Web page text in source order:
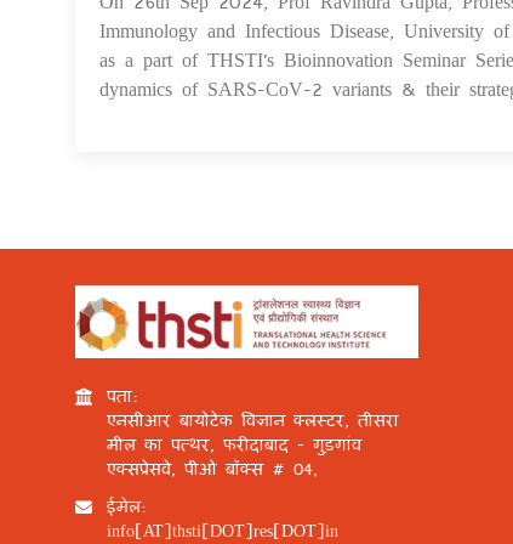
Immunology and Infectious Disease, University
as a part of THSTI's Bioinnovation Seminar
dynamics of SARS-CoV-2 variants & their
पता:
एनसीआर बायोटेक विज्ञान क्लस्टर, तीसरा
मील का पत्थर, फरीदाबाद - गुड़गांव
एक्सप्रेसवे, पीओ बॉक्स # 04,
ईमेल:
info[AT]thsti[DOT]res[DOT]in